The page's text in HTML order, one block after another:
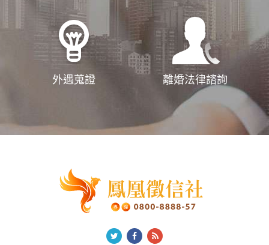
外遇蒐證 離婚法律諮詢